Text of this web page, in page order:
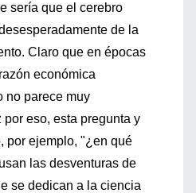
sería que el cerebro
de la
Claro que en épocas
económica
no parece muy
por eso, esta pregunta y
por ejemplo, "¿en qué
las desventuras de
se dedican a la ciencia